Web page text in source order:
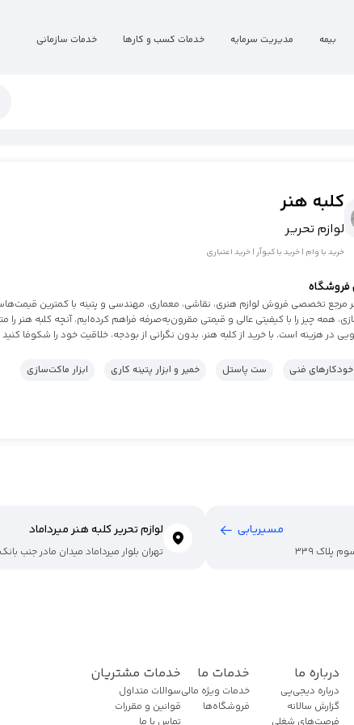
بیمه مدیریت سرمایه خدمات کسب و کارها خدمات سازمانی
کلبه هنر
لوازم تحریر
خرید با وام | خرید با کیوآر | خرید اعتباری
فروشگاه
مرجع تخصصی فروش لوازم هنری، نقاشی، معماری، مهندسی و پتینه با کمترین قیمت‌هاست.
همه چیز را با کیفیتی عالی و قیمتی مقرون‌به‌صرفه فراهم کرده‌ایم. آنچه کلبه
در هزینه است. با خرید از کلبه هنر، بدون نگرانی از بودجه، خلاقیت خود را شکوفا
فنی ست پاستل خمیر و ابزار پتینه کاری ابزار ماکت‌سازی
مسیریابی
پلاک 339
لوازم تحریر کلبه هنر میرداماد
تهران بلوار میرداماد میدان مادر جنب
درباره ما
درباره دیجی‌پی
گزارش سالانه
خدمات ما
خدمات ویژه مالی
فروشگاه‌ها
خدمات مشتریان
سوالات متداول
قوانین و مقررات